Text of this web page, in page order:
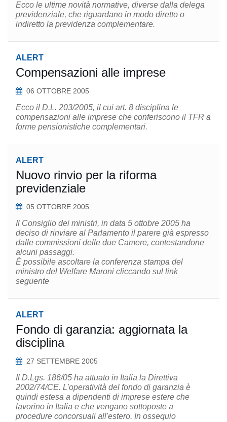
Ecco le ultime novità normative, diverse dalla delega
previdenziale, che riguardano in modo diretto o
indiretto la previdenza complementare.
ALERT
Compensazioni alle imprese
06 OTTOBRE 2005
Ecco il D.L. 203/2005, il cui art. 8 disciplina le
compensazioni alle imprese che conferiscono il TFR a
forme pensionistiche complementari.
ALERT
Nuovo rinvio per la riforma
previdenziale
05 OTTOBRE 2005
Il Consiglio dei ministri, in data 5 ottobre 2005 ha
deciso di rinviare al Parlamento il parere già espresso
dalle commissioni delle due Camere, contestandone
alcuni passaggi.
È possibile ascoltare la conferenza stampa del
ministro del Welfare Maroni cliccando sul link
seguente
ALERT
Fondo di garanzia: aggiornata la
disciplina
27 SETTEMBRE 2005
Il D.Lgs. 186/05 ha attuato in Italia la Direttiva
2002/74/CE. L'operatività del fondo di garanzia è
quindi estesa a dipendenti di imprese estere che
lavorino in Italia e che vengano sottoposte a
procedure concorsuali all'estero. In ossequio